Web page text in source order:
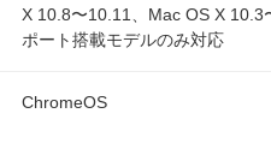
X 10.8〜10.11、Mac OS X
ポート搭載モデルのみ対応
ChromeOS